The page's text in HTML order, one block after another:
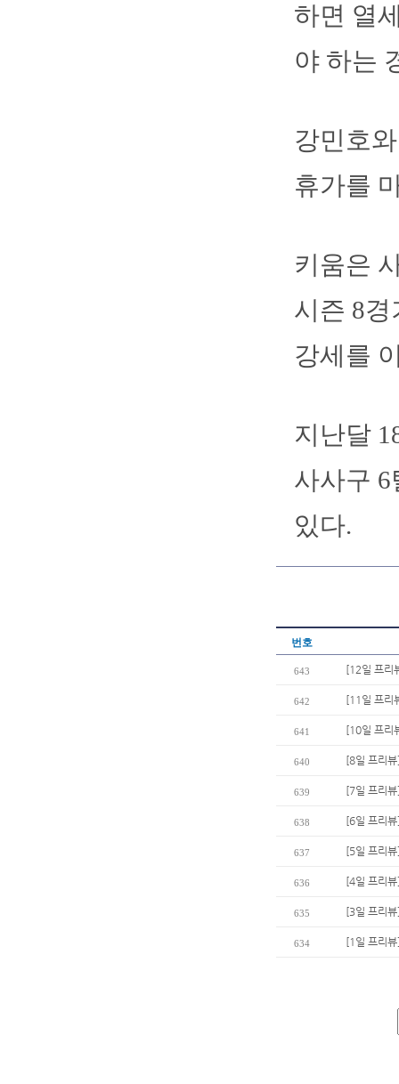
하면 열
야 하는
강민호
휴가를
키움은
시즌 8경
강세를
지난달
사사구
있다.
번호
643 [12일 프리
642 [11일 프리
641 [10일 프리
640 [8일 프리
639 [7일 프리
638 [6일 프리
637 [5일 프리
636 [4일 프리
635 [3일 프리
634 [1일 프리